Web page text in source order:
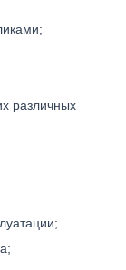
различных